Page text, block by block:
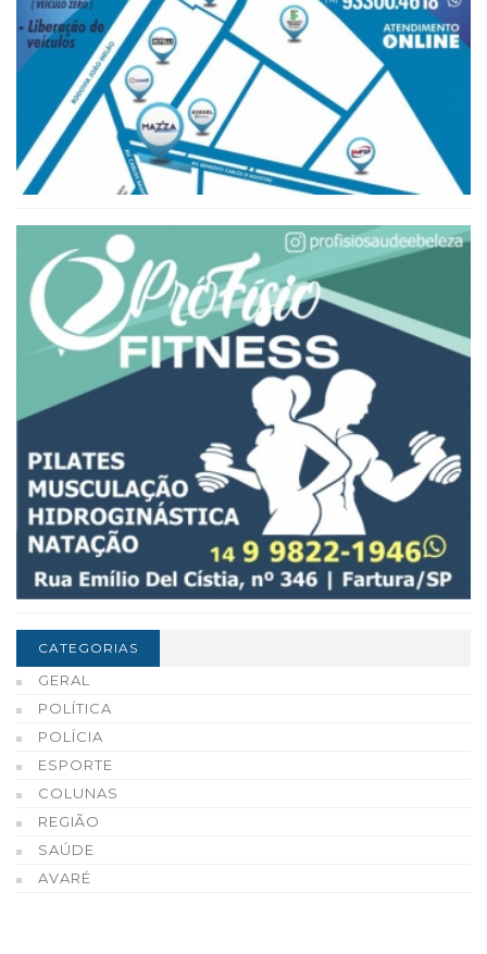
CATEGORIAS
GERAL
POLÍTICA
POLÍCIA
ESPORTE
COLUNAS
REGIÃO
SAÚDE
AVARÉ